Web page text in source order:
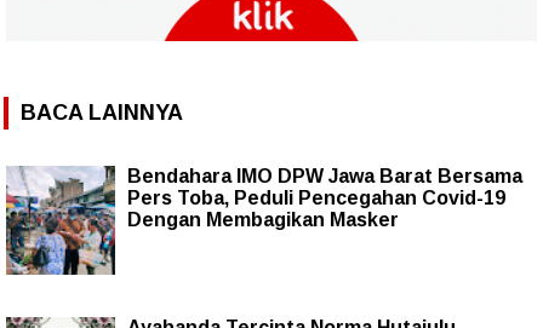
BACA LAINNYA
Bendahara IMO DPW Jawa Barat Bersama
Pers Toba, Peduli Pencegahan Covid-19
Dengan Membagikan Masker